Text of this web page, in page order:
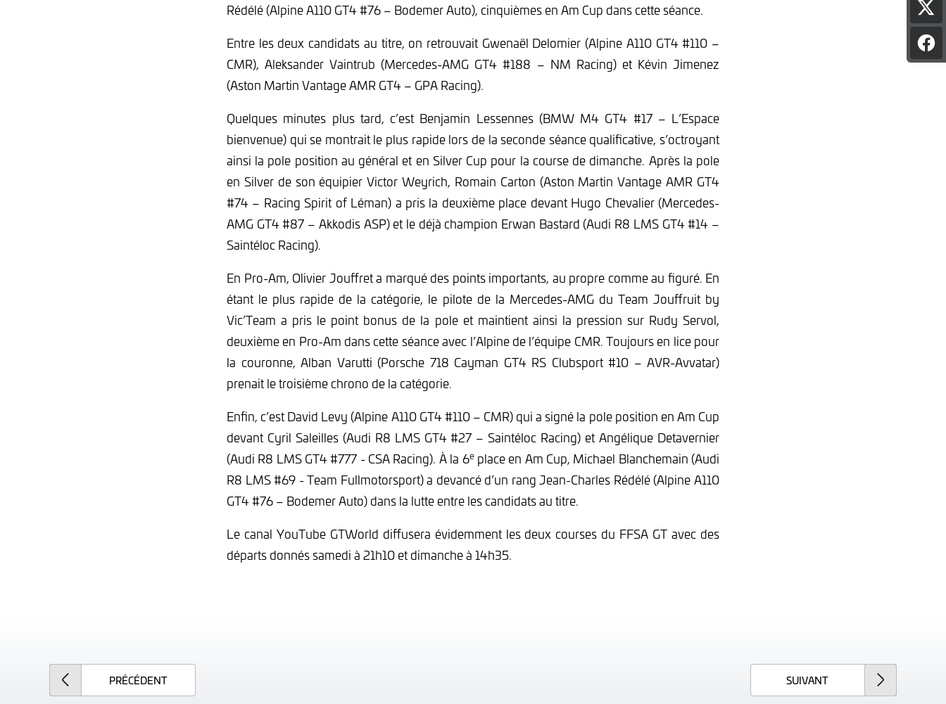
sur
X
Rédélé (Alpine A110 GT4 #76 – Bodemer Auto), cinquièmes en Am Cup dans cette séance.
Entre les deux candidats au titre, on retrouvait Gwenaël Delomier (Alpine A110 GT4 #110 –
CMR), Aleksander Vaintrub (Mercedes-AMG GT4 #188 – NM Racing) et Kévin Jimenez
(Aston Martin Vantage AMR GT4 – GPA Racing).
Quelques minutes plus tard, c’est Benjamin Lessennes (BMW M4 GT4 #17 – L’Espace
bienvenue) qui se montrait le plus rapide lors de la seconde séance qualificative, s’octroyant
ainsi la pole position au général et en Silver Cup pour la course de dimanche. Après la pole
en Silver de son équipier Victor Weyrich, Romain Carton (Aston Martin Vantage AMR GT4
#74 – Racing Spirit of Léman) a pris la deuxième place devant Hugo Chevalier (Mercedes-
AMG GT4 #87 – Akkodis ASP) et le déjà champion Erwan Bastard (Audi R8 LMS GT4 #14 –
Saintéloc Racing).
En Pro-Am, Olivier Jouffret a marqué des points importants, au propre comme au figuré. En
étant le plus rapide de la catégorie, le pilote de la Mercedes-AMG du Team Jouffruit by
Vic’Team a pris le point bonus de la pole et maintient ainsi la pression sur Rudy Servol,
deuxième en Pro-Am dans cette séance avec l’Alpine de l’équipe CMR. Toujours en lice pour
la couronne, Alban Varutti (Porsche 718 Cayman GT4 RS Clubsport #10 – AVR-Avvatar)
prenait le troisième chrono de la catégorie.
Enfin, c’est David Levy (Alpine A110 GT4 #110 – CMR) qui a signé la pole position en Am Cup
devant Cyril Saleilles (Audi R8 LMS GT4 #27 – Saintéloc Racing) et Angélique Detavernier
(Audi R8 LMS GT4 #777 - CSA Racing). À la 6eplace en Am Cup, Michael Blanchemain (Audi
R8 LMS #69 - Team Fullmotorsport) a devancé d’un rang Jean-Charles Rédélé (Alpine A110
GT4 #76 – Bodemer Auto) dans la lutte entre les candidats au titre.
Le canal YouTube GTWorld diffusera évidemment les deux courses du FFSA GT avec des
départs donnés samedi à 21h10 et dimanche à 14h35.
PRÉCÉDENT SUIVANT